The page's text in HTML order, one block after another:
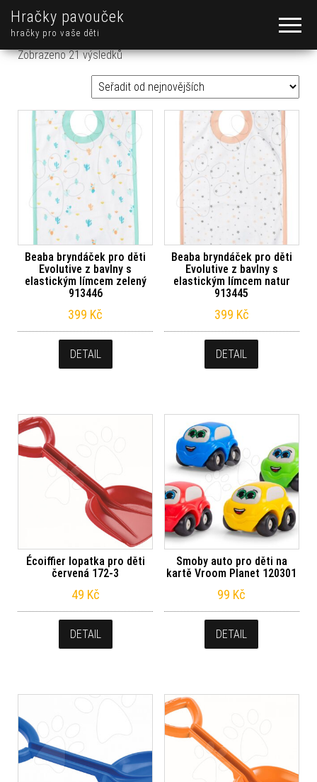
Hračky pavouček
hračky pro vaše děti
Zobrazeno 21 výsledkůSeřazeno od nejnovějších
Beaba bryndáček pro děti
Evolutive z bavlny s
elastickým límcem zelený
913446
399 Kč
DETAIL
Beaba bryndáček pro děti
Evolutive z bavlny s
elastickým límcem natur
913445
399 Kč
DETAIL
Écoiffier lopatka pro děti
červená 172-3
49 Kč
DETAIL
Smoby auto pro děti na
kartě Vroom Planet 120301
99 Kč
DETAIL